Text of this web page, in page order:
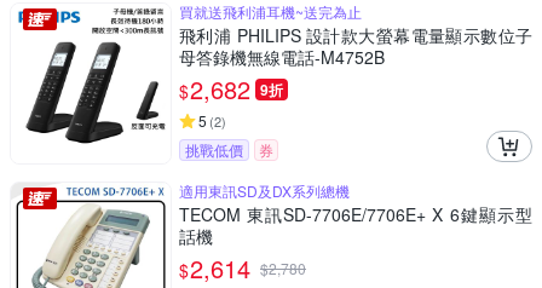
買就送飛利浦耳機~送完為止
飛利浦 PHILIPS 設計款大螢幕電量顯示數位子
母答錄機無線電話-M4752B
$2,682 9折
5 (2)
挑戰低價
券
適用東訊SD及DX系列總機
TECOM 東訊SD-7706E/7706E+ X 6鍵顯示型
話機
$2,614 $2,780